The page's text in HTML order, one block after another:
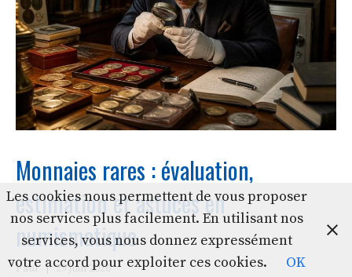
Monnaies rares : évaluation,
estimation et astuces en
numismatique
Paul | 29 juin 2026
Les cookies nous permettent de vous proposer
nos services plus facilement. En utilisant nos
services, vous nous donnez expressément
votre accord pour exploiter ces cookies.
OK